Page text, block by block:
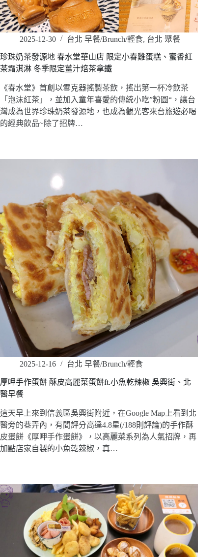
2025-12-30 台北 早餐/Brunch/輕食, 台北 聚餐
珍珠奶茶發源地 春水堂華山店 限定小春雞蛋糕、蜜香紅
茶霜淇淋 冬季限定薑汁焙茶拿鐵
《春水堂》首創以雪克器搖製茶飲，搖出第一杯冷飲茶
「泡沫紅茶」，並加入童年喜愛的傳統小吃”粉圓“，讓台
灣成為世界珍珠奶茶發源地，也成為觀光客來台旅遊必喝
的經典飲品~除了招牌…
2025-12-16 台北 早餐/Brunch/輕食
厚呷手作蛋餅 酥皮高麗菜蛋餅ft.小魚乾辣椒 吳興街、北
醫早餐
這天早上來到信義區吳興街附近，在Google Map上看到北
醫旁的巷弄內，有間評分高達4.8星(/188則評論)的手作酥
皮蛋餅《厚呷手作蛋餅》，以高麗菜系列為人氣招牌，再
加點店家自製的小魚乾辣椒，真…